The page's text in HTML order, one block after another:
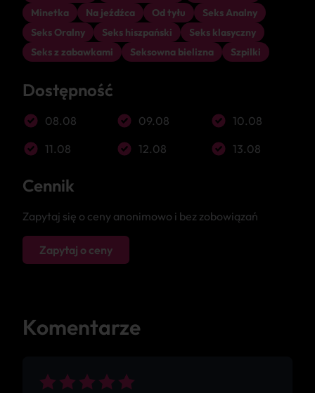
Minetka
Na jeźdźca Od tyłu
Seks Analny
Seks Oralny
Seks hiszpański
Seks klasyczny
Seks z zabawkami
Seksowna bielizna Szpilki
Dostępność
08.08 09.08
10.08
11.08
12.08 13.08
Cennik
Zapytaj się o ceny anonimowo i bez zobowiązań
Zapytaj o ceny
Komentarze